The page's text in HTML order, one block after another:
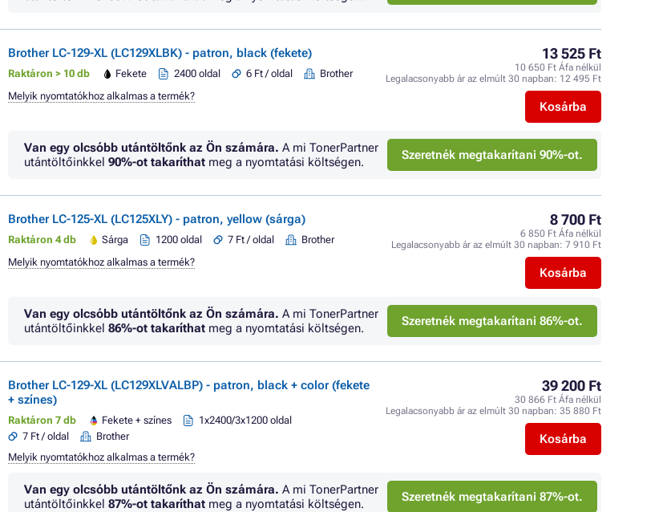
Brother LC-129-XL (LC129XLBK) - patron, black (fekete)
Raktáron > 10 db Fekete 2400 oldal 6 Ft / oldal Brother
13 525 Ft
10 650 Ft Áfa nélkül
Legalacsonyabb ár az elmúlt 30 napban: 12 495 Ft
Kosárba
Melyik nyomtatókhoz alkalmas a termék?
Van egy olcsóbb utántöltőnk az Ön számára. A mi TonerPartner
utántöltőinkkel 90%-ot takaríthat meg a nyomtatási költségen. Szeretnék megtakarítani 90%-ot.
Brother LC-125-XL (LC125XLY) - patron, yellow (sárga)
Raktáron 4 db Sárga 1200 oldal 7 Ft / oldal Brother
8 700 Ft
6 850 Ft Áfa nélkül
Legalacsonyabb ár az elmúlt 30 napban: 7 910 Ft
Kosárba
Melyik nyomtatókhoz alkalmas a termék?
Van egy olcsóbb utántöltőnk az Ön számára. A mi TonerPartner
utántöltőinkkel 86%-ot takaríthat meg a nyomtatási költségen. Szeretnék megtakarítani 86%-ot.
Brother LC-129-XL (LC129XLVALBP) - patron, black + color (fekete
+ színes)
Raktáron 7 db Fekete + színes
1x2400/3x1200 oldal
7 Ft / oldal
Brother
39 200 Ft
30 866 Ft Áfa nélkül
Legalacsonyabb ár az elmúlt 30 napban: 35 880 Ft
Kosárba
Melyik nyomtatókhoz alkalmas a termék?
Van egy olcsóbb utántöltőnk az Ön számára. A mi TonerPartner
utántöltőinkkel 87%-ot takaríthat meg a nyomtatási költségen. Szeretnék megtakarítani 87%-ot.